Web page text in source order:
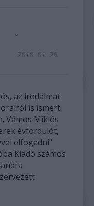
2010. 01. 29.
az irodalmat
is ismert
Vámos Miklós
évfordulót,
elfogadni"
Kiadó számos